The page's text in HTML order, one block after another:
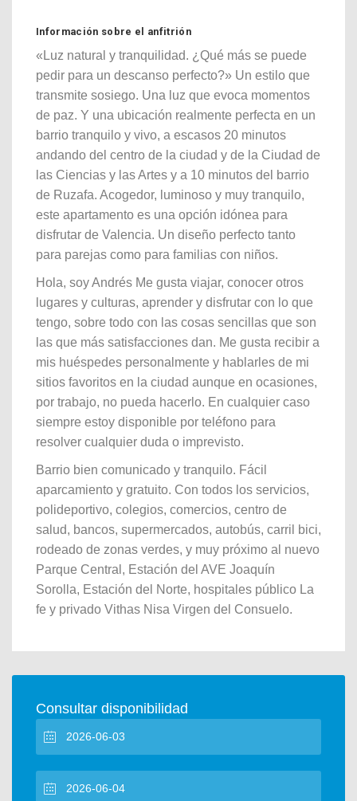
Información sobre el anfitrión
«Luz natural y tranquilidad. ¿Qué más se puede
pedir para un descanso perfecto?» Un estilo que
transmite sosiego. Una luz que evoca momentos
de paz. Y una ubicación realmente perfecta en un
barrio tranquilo y vivo, a escasos 20 minutos
andando del centro de la ciudad y de la Ciudad de
las Ciencias y las Artes y a 10 minutos del barrio
de Ruzafa. Acogedor, luminoso y muy tranquilo,
este apartamento es una opción idónea para
disfrutar de Valencia. Un diseño perfecto tanto
para parejas como para familias con niños.
Hola, soy Andrés Me gusta viajar, conocer otros
lugares y culturas, aprender y disfrutar con lo que
tengo, sobre todo con las cosas sencillas que son
las que más satisfacciones dan. Me gusta recibir a
mis huéspedes personalmente y hablarles de mi
sitios favoritos en la ciudad aunque en ocasiones,
por trabajo, no pueda hacerlo. En cualquier caso
siempre estoy disponible por teléfono para
resolver cualquier duda o imprevisto.
Barrio bien comunicado y tranquilo. Fácil
aparcamiento y gratuito. Con todos los servicios,
polideportivo, colegios, comercios, centro de
salud, bancos, supermercados, autobús, carril bici,
rodeado de zonas verdes, y muy próximo al nuevo
Parque Central, Estación del AVE Joaquín
Sorolla, Estación del Norte, hospitales público La
fe y privado Vithas Nisa Virgen del Consuelo.
Consultar disponibilidad